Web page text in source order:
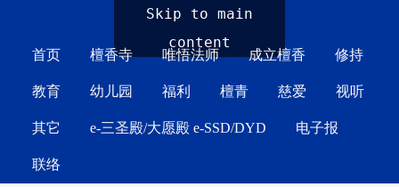
Skip to main
content
首页 檀香寺 唯悟法师 成立檀香 修持
教育 幼儿园 福利 檀青 慈爱 视听
其它 e-三圣殿/大愿殿 e-SSD/DYD 电子报
联络